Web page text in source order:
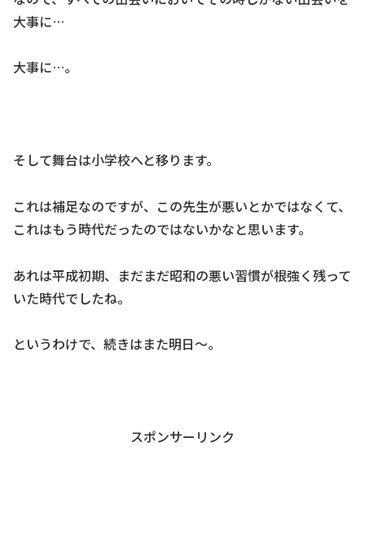
大事に…
大事に…。
そして舞台は小学校へと移ります。
これは補足なのですが、この先生が悪いとかではなくて、
これはもう時代だったのではないかなと思います。
あれは平成初期、まだまだ昭和の悪い習慣が根強く残って
いた時代でしたね。
というわけで、続きはまた明日～。
スポンサーリンク